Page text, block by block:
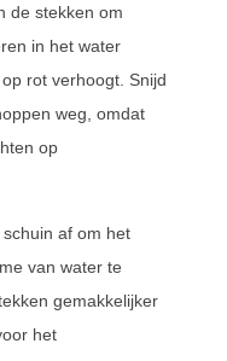
de stekken om
in het water
rot verhoogt. Snijd
weg, omdat
op
af om het
van water te
gemakkelijker
het